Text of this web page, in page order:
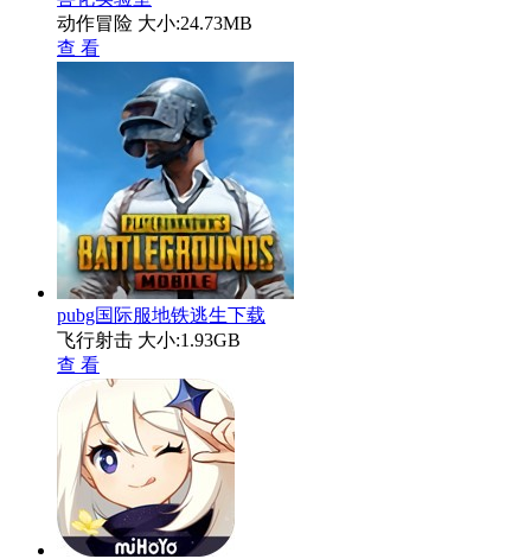
动作冒险 大小:24.73MB
查 看
pubg国际服地铁逃生下载
飞行射击 大小:1.93GB
查 看